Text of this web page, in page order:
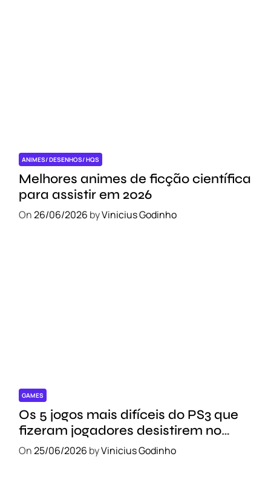
ANIMES/ DESENHOS/ HQS
Melhores animes de ficção científica
para assistir em 2026
On26/06/2026 byVinicius Godinho
GAMES
Os 5 jogos mais difíceis do PS3 que
fizeram jogadores desistirem no
meio do caminho
On25/06/2026 byVinicius Godinho